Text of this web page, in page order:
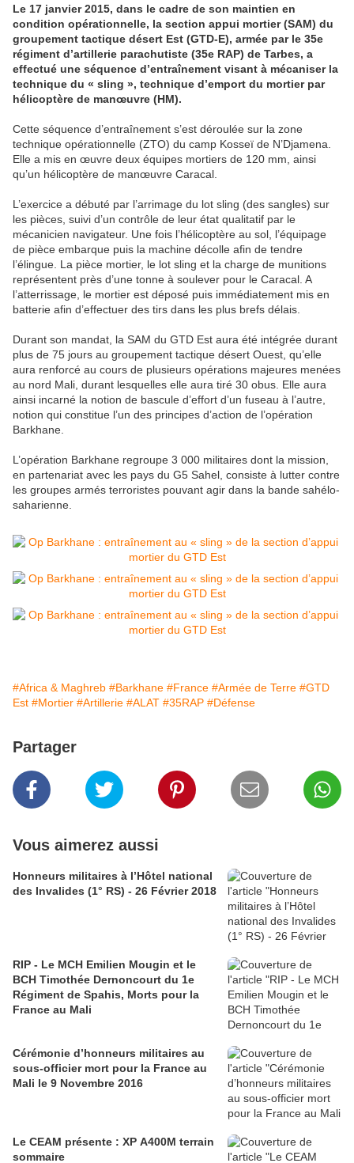
Le 17 janvier 2015, dans le cadre de son maintien en
condition opérationnelle, la section appui mortier (SAM) du
groupement tactique désert Est (GTD-E), armée par le 35e
régiment d’artillerie parachutiste (35e RAP) de Tarbes, a
effectué une séquence d’entraînement visant à mécaniser la
technique du « sling », technique d’emport du mortier par
hélicoptère de manœuvre (HM).
Cette séquence d’entraînement s’est déroulée sur la zone
technique opérationnelle (ZTO) du camp Kosseï de N’Djamena.
Elle a mis en œuvre deux équipes mortiers de 120 mm, ainsi
qu’un hélicoptère de manœuvre Caracal.
L’exercice a débuté par l’arrimage du lot sling (des sangles) sur
les pièces, suivi d’un contrôle de leur état qualitatif par le
mécanicien navigateur. Une fois l’hélicoptère au sol, l’équipage
de pièce embarque puis la machine décolle afin de tendre
l’élingue. La pièce mortier, le lot sling et la charge de munitions
représentent près d’une tonne à soulever pour le Caracal. A
l’atterrissage, le mortier est déposé puis immédiatement mis en
batterie afin d’effectuer des tirs dans les plus brefs délais.
Durant son mandat, la SAM du GTD Est aura été intégrée durant
plus de 75 jours au groupement tactique désert Ouest, qu’elle
aura renforcé au cours de plusieurs opérations majeures menées
au nord Mali, durant lesquelles elle aura tiré 30 obus. Elle aura
ainsi incarné la notion de bascule d’effort d’un fuseau à l’autre,
notion qui constitue l’un des principes d’action de l’opération
Barkhane.
L’opération Barkhane regroupe 3 000 militaires dont la mission,
en partenariat avec les pays du G5 Sahel, consiste à lutter contre
les groupes armés terroristes pouvant agir dans la bande sahélo-
saharienne.
#Africa & Maghreb #Barkhane #France #Armée de Terre #GTD
Est #Mortier #Artillerie #ALAT #35RAP #Défense
Partager
Vous aimerez aussi
Honneurs militaires à l’Hôtel national
des Invalides (1° RS) - 26 Février 2018
RIP - Le MCH Emilien Mougin et le
BCH Timothée Dernoncourt du 1e
Régiment de Spahis, Morts pour la
France au Mali
Cérémonie d’honneurs militaires au
sous-officier mort pour la France au
Mali le 9 Novembre 2016
Le CEAM présente : XP A400M terrain
sommaire